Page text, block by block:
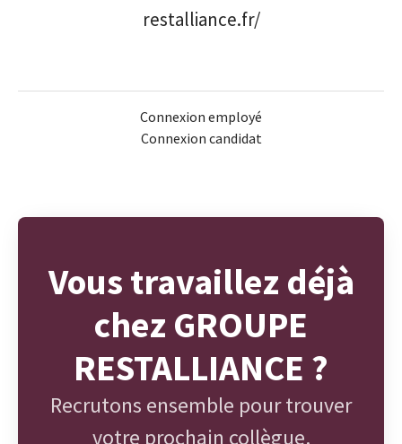
restalliance.fr/
Connexion employé
Connexion candidat
Vous travaillez déjà
chez GROUPE
RESTALLIANCE ?
Recrutons ensemble pour trouver
votre prochain collègue.